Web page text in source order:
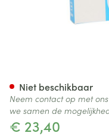
€ 23,40
Niet beschikbaar
Neem contact op met
we samen de